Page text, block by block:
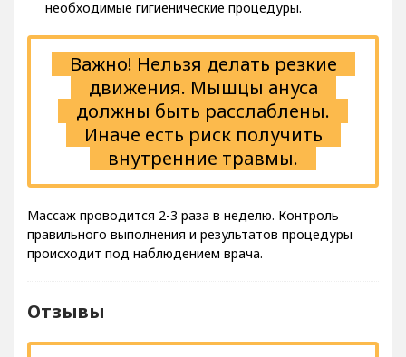
необходимые гигиенические процедуры.
Важно! Нельзя делать резкие
движения. Мышцы ануса
должны быть расслаблены.
Иначе есть риск получить
внутренние травмы.
Массаж проводится 2-3 раза в неделю. Контроль
правильного выполнения и результатов процедуры
происходит под наблюдением врача.
Отзывы